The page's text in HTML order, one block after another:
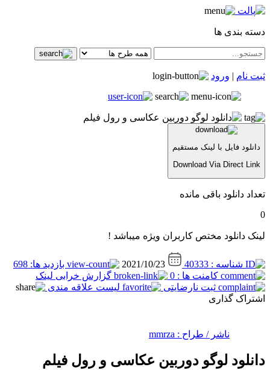
دسته بندی ها
ثبت نام | ورود
دانلود فایل با لینک مستقیم
Download Via Direct Link
تعداد دانلود باقی مانده
0
لینک دانلود مختص کاربران ویژه میباشد !
شناسه : 40333
بازدید ها: 698
کامنت ها : 0
گزارش خرابی لینک
ثبت نارضایتی
لیست علاقه مندی
اشتراک گذاری
ناشر / طراح : mmrza
دانلود لوگو دوربین عکاسی و رول فیلم